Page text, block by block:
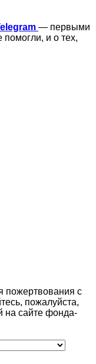
— первыми
помогли, и о тех,
пожертвования с
пожалуйста,
на сайте фонда-